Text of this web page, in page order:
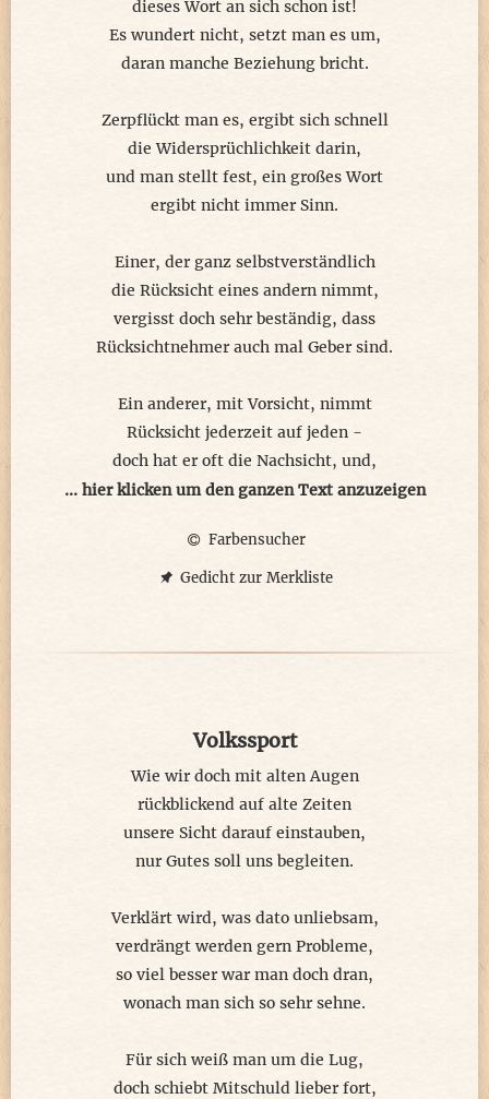
dieses Wort an sich schon ist!
Es wundert nicht, setzt man es um,
daran manche Beziehung bricht.
Zerpflückt man es, ergibt sich schnell
die Widersprüchlichkeit darin,
und man stellt fest, ein großes Wort
ergibt nicht immer Sinn.
Einer, der ganz selbstverständlich
die Rücksicht eines andern nimmt,
vergisst doch sehr beständig, dass
Rücksichtnehmer auch mal Geber sind.
Ein anderer, mit Vorsicht, nimmt
Rücksicht jederzeit auf jeden -
doch hat er oft die Nachsicht, und,
muss mit den Konsequenzen leben.
Wer dann noch die Vorausschau
vor zu viel Rücksicht ganz vergisst,
... hier klicken um den ganzen Text anzuzeigen
Farbensucher
Gedicht zur Merkliste
Volkssport
Wie wir doch mit alten Augen
rückblickend auf alte Zeiten
unsere Sicht darauf einstauben,
nur Gutes soll uns begleiten.
Verklärt wird, was dato unliebsam,
verdrängt werden gern Probleme,
so viel besser war man doch dran,
wonach man sich so sehr sehne.
Für sich weiß man um die Lug,
doch schiebt Mitschuld lieber fort,